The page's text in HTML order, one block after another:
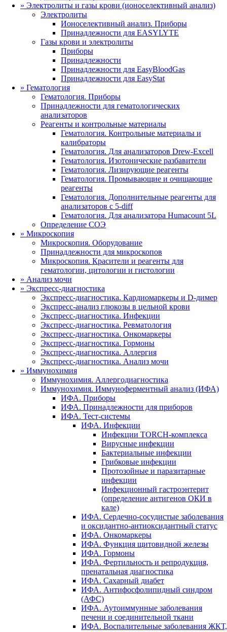
» Электролиты и газы крови (ионоселективный анализ)
Электролиты
Ионоселективный анализ. Приборы
Принадлежности для EASYLYTE
Газы крови и электролиты
Приборы
Принадлежности
Принадлежности для EasyBloodGas
Принадлежности для EasyStat
» Гематология
Гематология. Приборы
Принадлежности для гематологических
анализаторов
Реагенты и контрольные материалы
Гематология. Контрольные материалы и
калибраторы
Гематология. Для анализаторов Drew-Excell
Гематология. Изотонические разбавители
Гематология. Лизирующие реагенты
Гематология. Промывающие и очищающие
реагенты
Гематология. Дополнительные реагенты для
анализаторов с 5-diff
Гематология. Для анализатора Humacount 5L
Определение СОЭ
» Микроскопия
Микроскопия. Оборудование
Принадлежности для микроскопов
Микроскопия. Красители и реагенты для
гематологии, цитологии и гистологии
» Анализ мочи
» Экспресс-диагностика
Экспресс-диагностика. Кардиомаркеры и D-димер
Экспресс-анализ глюкозы в цельной крови
Экспресс-диагностика. Инфекции
Экспресс-диагностика. Ревматология
Экспресс-диагностика. Онкомаркеры
Экспресс-диагностика. Гормоны
Экспресс-диагностика. Аллергия
Экспресс-диагностика. Анализ мочи
» Иммунохимия
Иммунохимия. Аллергодиагностика
Иммунохимия. Иммуноферментный анализ (ИФА)
ИФА. Приборы
ИФА. Принадлежности для приборов
ИФА. Тест-системы
ИФА. Инфекции
Инфекции TORCH-комплекса
Вирусные инфекции
Бактериальные инфекции
Грибковые инфекции
Протозойные и паразитарные
инфекции
Инфекционный гастроэнтерит
(определение антигенов ОКИ в
кале)
ИФА. Сердечно-сосудистые заболевания
и оксидантно-антиоксидантный статус
ИФА. Онкомаркеры
ИФА. Функция щитовидной железы
ИФА. Гормоны
ИФА. Фертильность и репродукция,
пренатальная диагностика
ИФА. Сахарный диабет
ИФА. Антифосфолипидный синдром
(АФС)
ИФА. Аутоиммунные заболевания
печени и соединительной ткани
ИФА. Воспалительные заболевания ЖКТ,